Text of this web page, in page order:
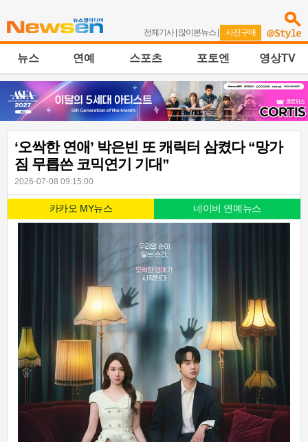
전체기사| 많이본뉴스 | 사진구매
뉴스 연예 스포츠 포토엔 영상TV
‘오싹한 연애’ 박은빈 또 캐릭터 삼켰다 “망가
짐 무릅쓴 코믹연기 기대”
2026-07-08 09:15:00
카카오 MY뉴스 네이버 연예뉴스